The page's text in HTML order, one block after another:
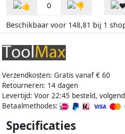
0
Beschikbaar voor 148,81 bij 1
Verzendkosten: Gratis vanaf € 60
Retourneren: 14 dagen
Levertijd: Voor 22:45 besteld,
Betaalmethodes:
Specificaties